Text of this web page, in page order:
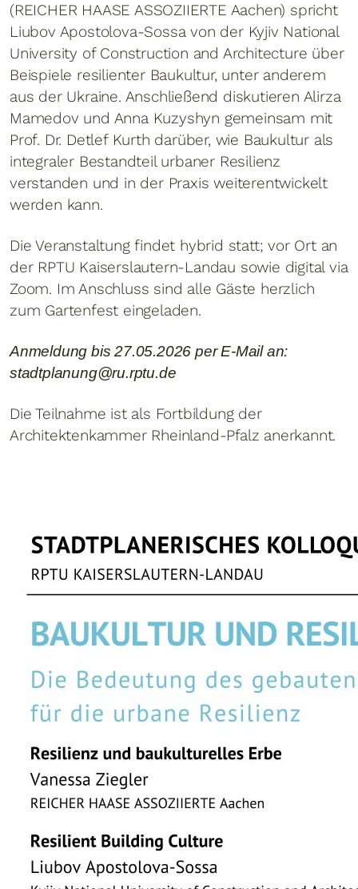
(REICHER HAASE ASSOZIIERTE Aachen) spricht
Liubov Apostolova-Sossa von der Kyjiv National
University of Construction and Architecture über
Beispiele resilienter Baukultur, unter anderem
aus der Ukraine. Anschließend diskutieren Alirza
Mamedov und Anna Kuzyshyn gemeinsam mit
Prof. Dr. Detlef Kurth darüber, wie Baukultur als
integraler Bestandteil urbaner Resilienz
verstanden und in der Praxis weiterentwickelt
werden kann.
Die Veranstaltung findet hybrid statt; vor Ort an
der RPTU Kaiserslautern-Landau sowie digital via
Zoom. Im Anschluss sind alle Gäste herzlich
zum Gartenfest eingeladen.
Anmeldung bis 27.05.2026 per E-Mail an:
stadtplanung@ru.rptu.de
Die Teilnahme ist als Fortbildung der
Architektenkammer Rheinland-Pfalz anerkannt.